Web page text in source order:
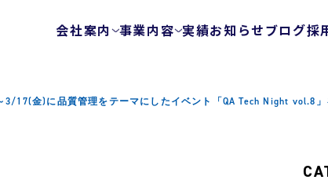
会社案内
代表メッセージ
事業内容
ゲームテスト自動化ソリューシ
実績お知らせブログ採
17(金)に品質管理をテーマにしたイベント「QA Tech Night vol.8